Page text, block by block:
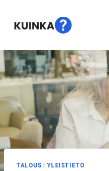
sisältöön
TALOUS |YLEISTIETO